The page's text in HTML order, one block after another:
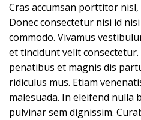
Cras accumsan porttitor
Donec consectetur nisi id
commodo. Vivamus
et tincidunt velit consectetur.
penatibus et magnis dis
ridiculus mus. Etiam
malesuada. In eleifend nulla
pulvinar sem dignissim.